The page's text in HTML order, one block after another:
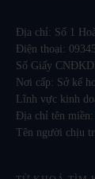
Địa chỉ: Số 1
Điện thoại:
Số Giấy
Nơi cấp: Sở kế
Lĩnh vực kinh
Địa chỉ tên miền:
Tên người chịu